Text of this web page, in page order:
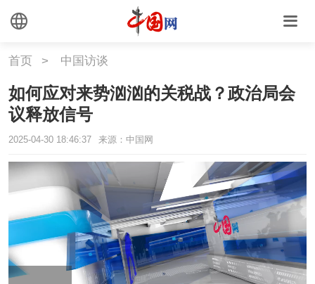
首页 > 中国访谈
如何应对来势汹汹的关税战？政治局会
议释放信号
2025-04-30 18:46:37 来源：中国网